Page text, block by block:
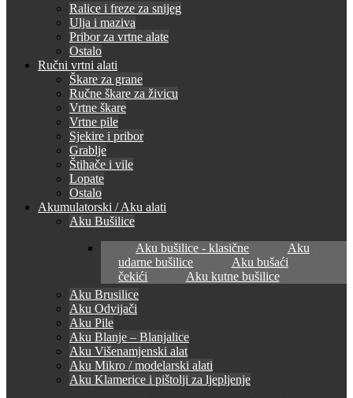
Ralice i freze za snijeg
Ulja i maziva
Pribor za vrtne alate
Ostalo
Ručni vrtni alati
Škare za grane
Ručne škare za živicu
Vrtne škare
Vrtne pile
Sjekire i pribor
Grablje
Štihače i vile
Lopate
Ostalo
Akumulatorski / Aku alati
Aku Bušilice
Aku bušilice - klasične
Aku
udarne bušilice
Aku bušaći
čekići
Aku kutne bušilice
Aku Brusilice
Aku Odvijači
Aku Pile
Aku Blanje – Blanjalice
Aku Višenamjenski alat
Aku Mikro / modelarski alati
Aku Klamerice i pištolji za ljepljenje